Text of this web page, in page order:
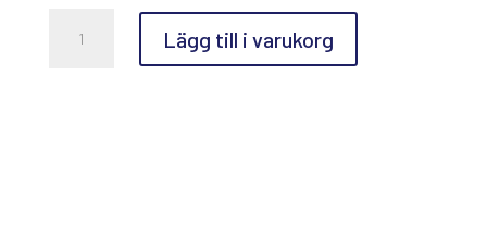
Björk
Lägg till i varukorg